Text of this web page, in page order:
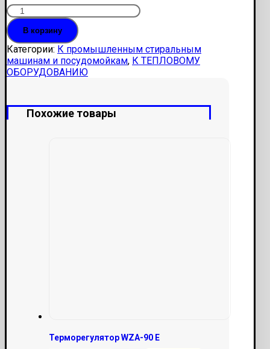
Количество
Фильтр
сетчатый
МПК-700К.1102.00.00.061
В корзину
Категории: К промышленным стиральным
машинам и посудомойкам, К ТЕПЛОВОМУ
ОБОРУДОВАНИЮ
Похожие товары
Терморегулятор WZA-90 E